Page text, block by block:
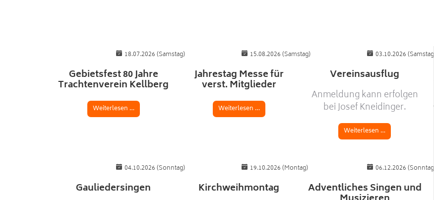
18.07.2026(Samstag)
Gebietsfest 80 Jahre
Trachtenverein Kellberg
Weiterlesen …
15.08.2026(Samstag)
Jahrestag Messe für
verst. Mitglieder
Weiterlesen …
03.10.2026 (Samstag)
Vereinsausflug
Anmeldung kann erfolgen
bei Josef Kneidinger.
Weiterlesen …
04.10.2026(Sonntag)
Gauliedersingen
19.10.2026(Montag)
Kirchweihmontag
06.12.2026 (Sonntag)
Adventliches Singen und